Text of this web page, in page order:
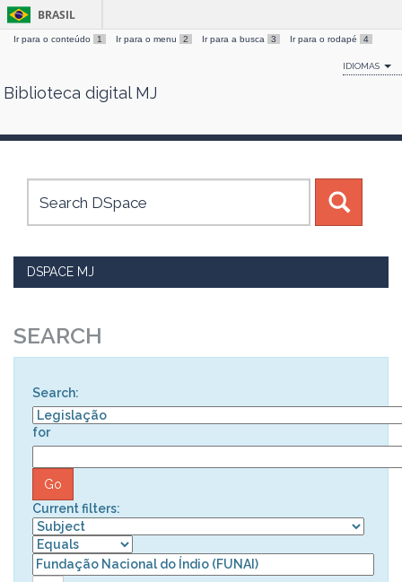
Skip
BRASIL
Ir para o conteúdo 1 Ir para o menu 2 Ir para a busca 3 Ir para o rodapé 4
IDIOMAS
Biblioteca digital MJ
DSPACE MJ
SEARCH
Search:
for
Current filters: